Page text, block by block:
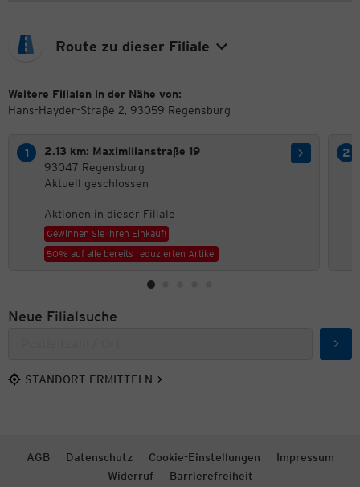
Route zu dieser Filiale
Weitere Filialen in der Nähe von:
Hans-Hayder-Straße 2, 93059 Regensburg
2.13 km: Maximilianstraße 19
93047 Regensburg
Aktuell geschlossen
Aktionen in dieser Filiale
Gewinnen Sie Ihren Einkauf!
50% auf alle bereits reduzierten Artikel
Neue Filialsuche
STANDORT ERMITTELN
AGB Datenschutz Cookie-Einstellungen
Impressum
Widerruf
Barrierefreiheit